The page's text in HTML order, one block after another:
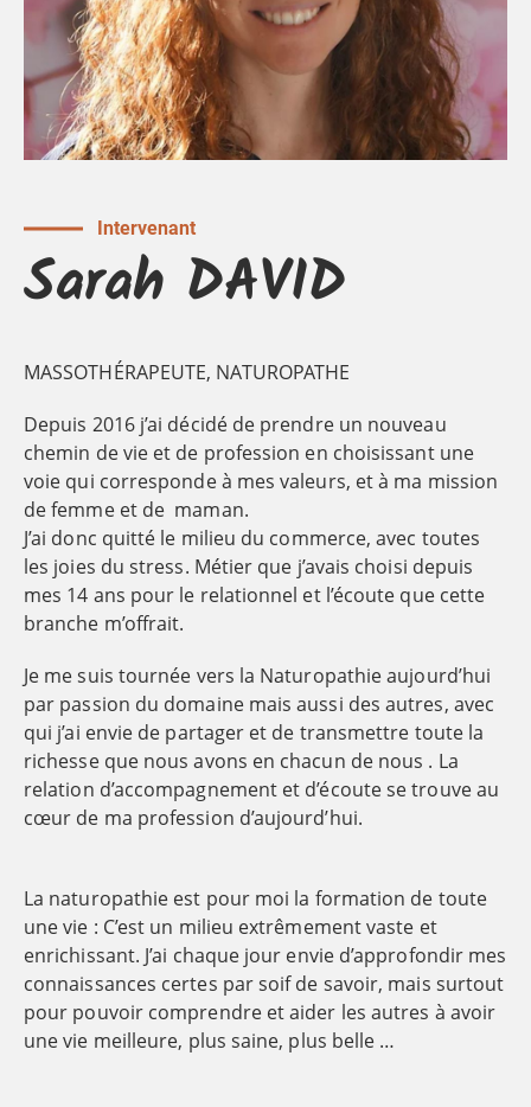
Intervenant
Sarah DAVID
MASSOTHÉRAPEUTE, NATUROPATHE
Depuis 2016 j’ai décidé de prendre un nouveau
chemin de vie et de profession en choisissant une
voie qui corresponde à mes valeurs, et à ma mission
de femme et de maman.
J’ai donc quitté le milieu du commerce, avec toutes
les joies du stress. Métier que j’avais choisi depuis
mes 14 ans pour le relationnel et l’écoute que cette
branche m’offrait.
Je me suis tournée vers la Naturopathie aujourd’hui
par passion du domaine mais aussi des autres, avec
qui j’ai envie de partager et de transmettre toute la
richesse que nous avons en chacun de nous . La
relation d’accompagnement et d’écoute se trouve au
cœur de ma profession d’aujourd’hui.
La naturopathie est pour moi la formation de toute
une vie : C’est un milieu extrêmement vaste et
enrichissant. J’ai chaque jour envie d’approfondir mes
connaissances certes par soif de savoir, mais surtout
pour pouvoir comprendre et aider les autres à avoir
une vie meilleure, plus saine, plus belle …